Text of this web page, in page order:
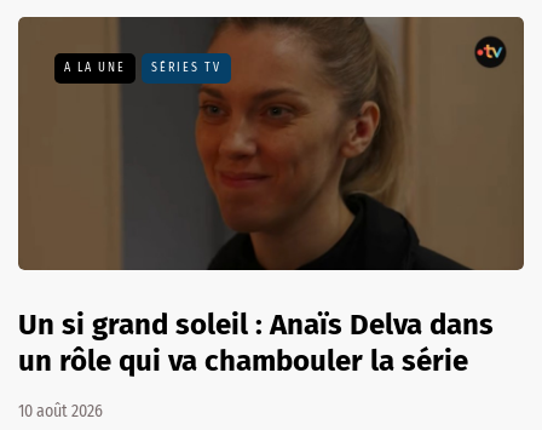
A LA UNE SÉRIES TV
Un si grand soleil : Anaïs Delva dans
un rôle qui va chambouler la série
10 août 2026